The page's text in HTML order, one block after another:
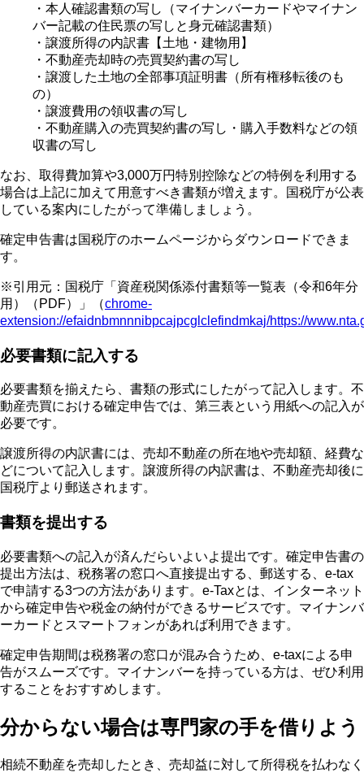
・本人確認書類の写し（マイナンバーカードやマイナン
バー記載の住民票の写しと身元確認書類）
・譲渡所得の内訳書【土地・建物用】
・不動産売却時の売買契約書の写し
・譲渡した土地の全部事項証明書（所有権移転後のも
の）
・譲渡費用の領収書の写し
・不動産購入の売買契約書の写し・購入手数料などの領
収書の写し
なお、取得費加算や3,000万円特別控除などの特例を利用する
場合は上記に加えて用意すべき書類が増えます。国税庁が公表
している案内にしたがって準備しましょう。
確定申告書は国税庁のホームページからダウンロードできま
す。
※引用元：国税庁「資産税関係添付書類等一覧表（令和6年分
用）（PDF）」（chrome-
extension://efaidnbmnnnibpcajpcglclefindmkaj/https://
必要書類に記入する
必要書類を揃えたら、書類の形式にしたがって記入します。不
動産売買における確定申告では、第三表という用紙への記入が
必要です。
譲渡所得の内訳書には、売却不動産の所在地や売却額、経費な
どについて記入します。譲渡所得の内訳書は、不動産売却後に
国税庁より郵送されます。
書類を提出する
必要書類への記入が済んだらいよいよ提出です。確定申告書の
提出方法は、税務署の窓口へ直接提出する、郵送する、e-tax
で申請する3つの方法があります。e-Taxとは、インターネット
から確定申告や税金の納付ができるサービスです。マイナンバ
ーカードとスマートフォンがあれば利用できます。
確定申告期間は税務署の窓口が混み合うため、e-taxによる申
告がスムーズです。マイナンバーを持っている方は、ぜひ利用
することをおすすめします。
分からない場合は専門家の手を借りよう
相続不動産を売却したとき、売却益に対して所得税を払わなく